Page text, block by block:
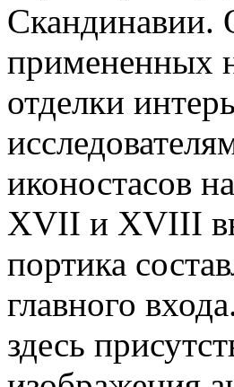
Скандинавии.
примененных
отделки
иконостасов
XVII и XVIII
портика
главного
здесь